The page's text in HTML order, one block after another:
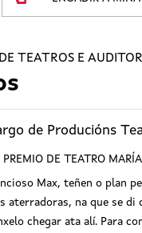
TEATROS E
de Producións
DE TEATRO
Max, teñen o plan
na que se
chegar ata alí. Para